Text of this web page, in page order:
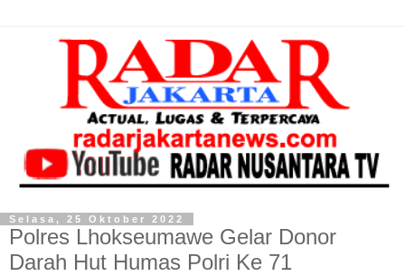
Selasa, 25 Oktober 2022
Polres Lhokseumawe Gelar Donor
Darah Hut Humas Polri Ke 71